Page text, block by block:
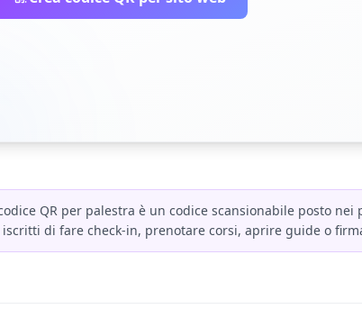
QR per palestra è un codice scansionabile posto
di fare check-in, prenotare corsi, aprire guide o